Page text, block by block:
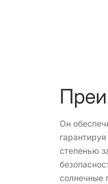
Он
степенью
солнечные